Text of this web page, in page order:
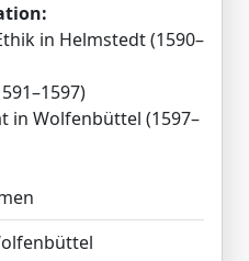
in Helmstedt (1590–
in Wolfenbüttel (1597–